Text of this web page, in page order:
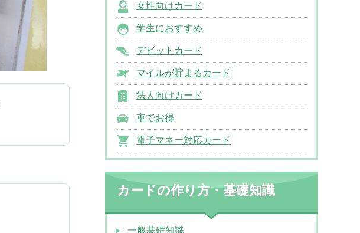
女性向けカード
学生におすすめ
デビットカード
マイルが貯まるカード
法人向けカード
車でお得
電子マネー対応カード
カードの作り方・基礎知識
一般基礎知識